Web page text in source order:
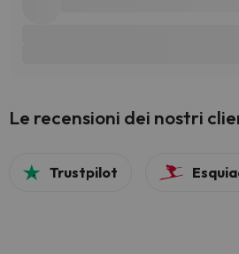
Le recensioni dei nostri
Trustpilot